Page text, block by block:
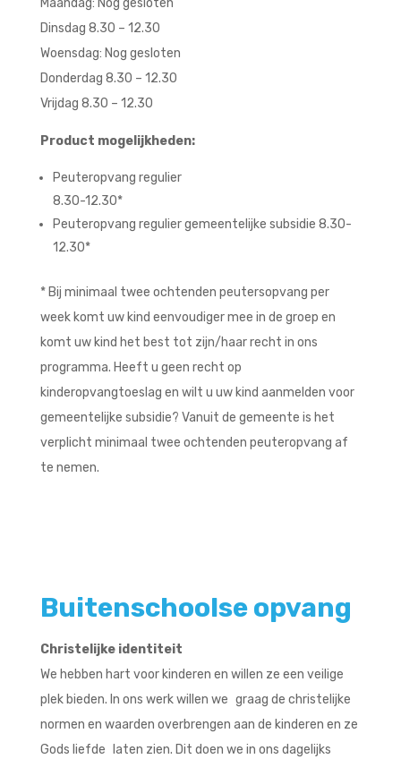
Maandag: Nog gesloten
Dinsdag 8.30 – 12.30
Woensdag: Nog gesloten
Donderdag 8.30 – 12.30
Vrijdag 8.30 – 12.30
Product mogelijkheden:
Peuteropvang regulier
8.30-12.30*
Peuteropvang regulier gemeentelijke subsidie 8.30-
12.30*
* Bij minimaal twee ochtenden peutersopvang per
week komt uw kind eenvoudiger mee in de groep en
komt uw kind het best tot zijn/haar recht in ons
programma. Heeft u geen recht op
kinderopvangtoeslag en wilt u uw kind aanmelden voor
gemeentelijke subsidie? Vanuit de gemeente is het
verplicht minimaal twee ochtenden peuteropvang af
te nemen.
Buitenschoolse opvang
Christelijke identiteit
We hebben hart voor kinderen en willen ze een veilige
plek bieden. In ons werk willen we graag de christelijke
normen en waarden overbrengen aan de kinderen en ze
Gods liefde laten zien. Dit doen we in ons dagelijks